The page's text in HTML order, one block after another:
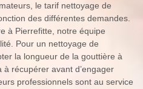
le tarif nettoyage de
des différentes demandes.
à Pierrefitte, notre équipe
Pour un nettoyage de
la longueur de la gouttière à
récupérer avant d’engager
professionnels sont au service